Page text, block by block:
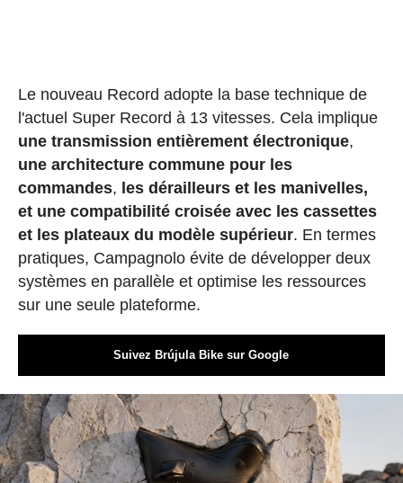
Le nouveau Record adopte la base technique de
l'actuel Super Record à 13 vitesses. Cela implique
une transmission entièrement électronique,
une architecture commune pour les
commandes, les dérailleurs et les manivelles,
et une compatibilité croisée avec les cassettes
et les plateaux du modèle supérieur. En termes
pratiques, Campagnolo évite de développer deux
systèmes en parallèle et optimise les ressources
sur une seule plateforme.
Suivez Brújula Bike sur Google